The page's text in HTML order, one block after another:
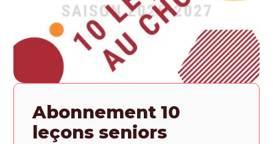
Abonnement 10
leçons seniors